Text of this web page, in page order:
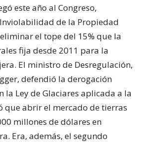
este año al Congreso,
de la Propiedad
el tope del 15% que la
fija desde 2011 para la
El ministro de Desregulación,
defendió la derogación
la Ley de Glaciares aplicada a la
que abrir el mercado de tierras
millones de dólares en
Era, además, el segundo